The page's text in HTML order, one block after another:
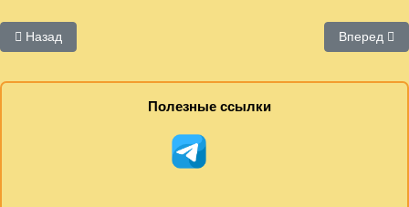
Предыдущий: Методические пособия в рамках Центра
Назад Вперед
Полезные ссылки